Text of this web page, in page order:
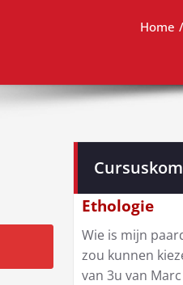
Home
Ethologie
Wie is mijn
zou kunnen
van 3u van